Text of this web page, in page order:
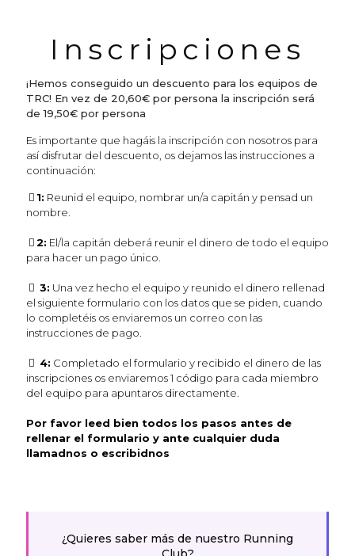
Inscripciones
¡Hemos conseguido un descuento para los equipos de
TRC! En vez de 20,60€ por persona la inscripción será
de 19,50€ por persona
Es importante que hagáis la inscripción con nosotros para
así disfrutar del descuento, os dejamos las instrucciones a
continuación:
1: Reunid el equipo, nombrar un/a capitán y pensad un
nombre.
2: El/la capitán deberá reunir el dinero de todo el equipo
para hacer un pago único.
3: Una vez hecho el equipo y reunido el dinero rellenad
el siguiente formulario con los datos que se piden, cuando
lo completéis os enviaremos un correo con las
instrucciones de pago.
4: Completado el formulario y recibido el dinero de las
inscripciones os enviaremos 1 código para cada miembro
del equipo para apuntaros directamente.
Por favor leed bien todos los pasos antes de
rellenar el formulario y ante cualquier duda
llamadnos o escribidnos
¿Quieres saber más de nuestro Running